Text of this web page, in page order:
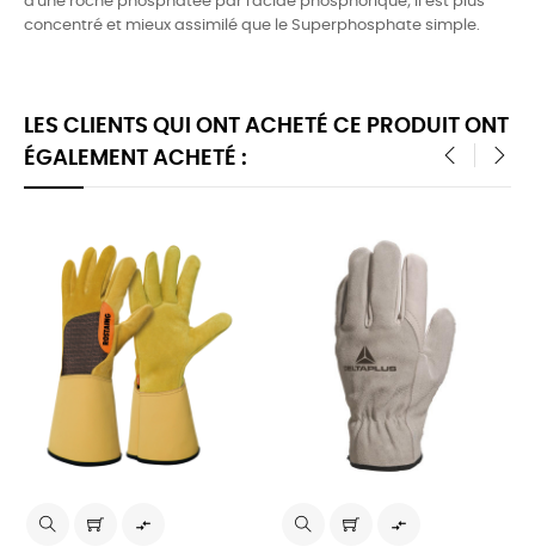
concentré et mieux assimilé que le Superphosphate simple.
LES CLIENTS QUI ONT ACHETÉ CE PRODUIT ONT
ÉGALEMENT ACHETÉ :
 